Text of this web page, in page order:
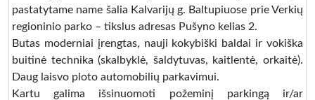
pastatytame name šalia Kalvarijų g. Baltupiuose prie Verkių
regioninio parko – tikslus adresas Pušyno kelias 2.
Butas moderniai įrengtas, nauji kokybiški baldai ir vokiška
buitinė technika (skalbyklė, šaldytuvas, kaitlentė, orkaitė).
Daug laisvo ploto automobilių parkavimui.
Kartu galima išsinuomoti požeminį parkingą ir/ar